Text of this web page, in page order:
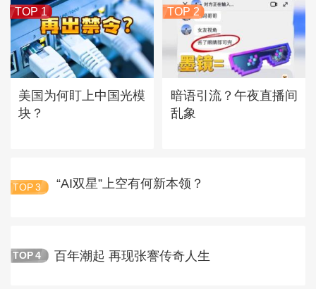
TOP 1
美国为何盯上中国光模
块？
TOP 2
暗语引流？午夜直播间
乱象
TOP 3 “AI双星”上空有何新本领？
TOP 4 百年潮起 再现张謇传奇人生